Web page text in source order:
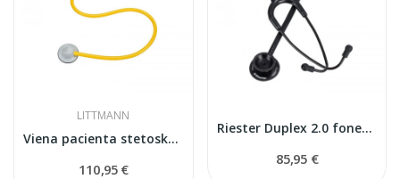
LITTMANN
Viena pacienta stetoskops Littmann
110,95 €
Riester Duplex 2.0 fonendoskops
85,95 €